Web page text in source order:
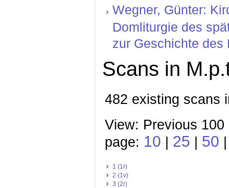
Wegner, Günter:
Domliturgie des
zur Geschichte des
Scans in
482 existing scans
View: Previous
page: 10 25 50
1 (1r)
2 (1v)
3 (2r)